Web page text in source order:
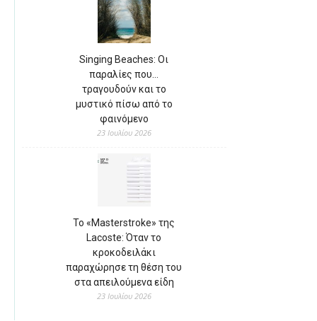
Singing Beaches: Οι
παραλίες που…
τραγουδούν και το
μυστικό πίσω από το
φαινόμενο
23 Ιουλίου 2026
Το «Masterstroke» της
Lacoste: Όταν το
κροκοδειλάκι
παραχώρησε τη θέση του
στα απειλούμενα είδη
23 Ιουλίου 2026